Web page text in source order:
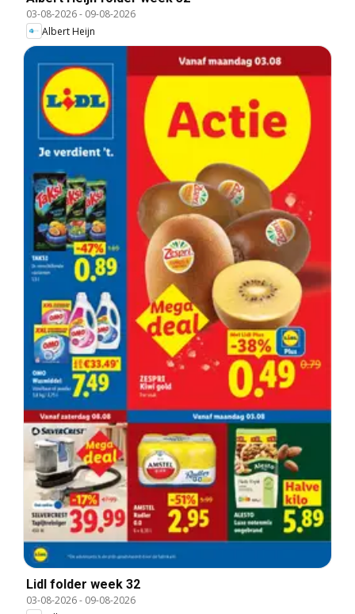
03-08-2026- 09-08-2026
Albert Heijn
Lidl folder week 32
03-08-2026- 09-08-2026